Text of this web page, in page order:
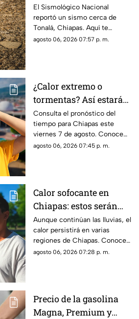
México HOY: epicentro
y magnitud
El Sismológico Nacional
reportó un sismo cerca de
Tonalá, Chiapas. Aquí te
contamos todos los detalles
agosto 06, 2026 07:57 p. m.
¿Calor extremo o
tormentas? Así estará
el clima este viernes 7
de agosto en Chiapas
Consulta el pronóstico del
tiempo para Chiapas este
viernes 7 de agosto. Conoce
las regiones con probabilidad
agosto 06, 2026 07:45 p. m.
Calor sofocante en
Chiapas: estos serán
los municipios con las
temperaturas más altas
este viernes 7 de agosto
Aunque continúan las lluvias, el
calor persistirá en varias
regiones de Chiapas. Conoce
cuáles serán los municipios
agosto 06, 2026 07:28 p. m.
Precio de la gasolina
Magna, Premium y